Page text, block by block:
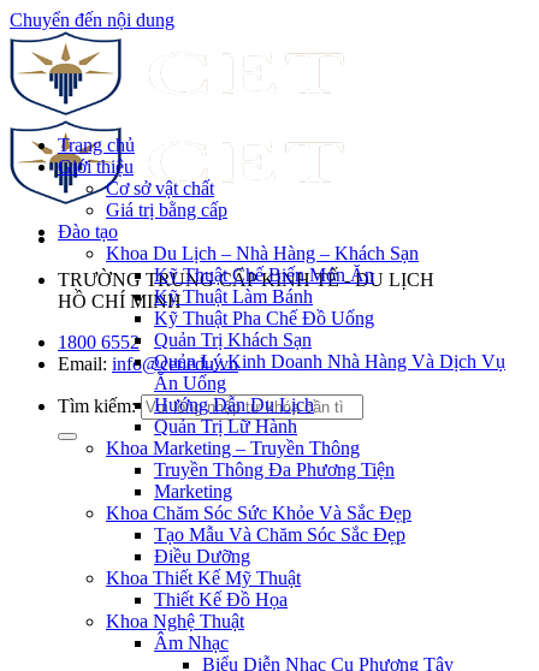
Chuyển đến nội dung
TRƯỜNG TRUNG CẤP KINH TẾ - DU LỊCH
HỒ CHÍ MINH
1800 6552
Email: info@cet.edu.vn
Tìm kiếm:
Trang chủ
Giới thiệu
Cơ sở vật chất
Giá trị bằng cấp
Đào tạo
Khoa Du Lịch – Nhà Hàng – Khách Sạn
Kỹ Thuật Chế Biến Món Ăn
Kỹ Thuật Làm Bánh
Kỹ Thuật Pha Chế Đồ Uống
Quản Trị Khách Sạn
Quản Lý Kinh Doanh Nhà Hàng Và Dịch Vụ
Ăn Uống
Hướng Dẫn Du Lịch
Quản Trị Lữ Hành
Khoa Marketing – Truyền Thông
Truyền Thông Đa Phương Tiện
Marketing
Khoa Chăm Sóc Sức Khỏe Và Sắc Đẹp
Tạo Mẫu Và Chăm Sóc Sắc Đẹp
Điều Dưỡng
Khoa Thiết Kế Mỹ Thuật
Thiết Kế Đồ Họa
Khoa Nghệ Thuật
Âm Nhạc
Biểu Diễn Nhạc Cụ Phương Tây